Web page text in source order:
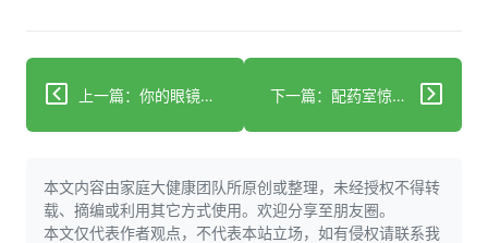
上一篇：你的眼镜正偷偷伤害你的视力？90%的人都不知道 下一篇：配药室惊现男友身影？护士私带非专业人员操作引众怒
本文内容由家庭大健康团队所原创或整理，未经授权不得转
载、摘编或利用其它方式使用。欢迎分享至朋友圈。
本文仅代表作者观点，不代表本站立场，如有侵权请联系我